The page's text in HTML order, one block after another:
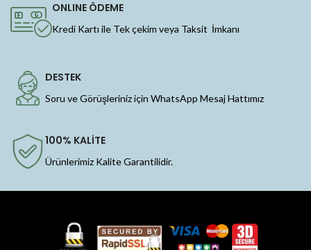
ONLINE ÖDEME
Kredi Kartı ile Tek çekim veya Taksit İmkanı
DESTEK
Soru ve Görüşleriniz için WhatsApp Mesaj Hattımız
100% KALİTE
Ürünlerimiz Kalite Garantilidir.